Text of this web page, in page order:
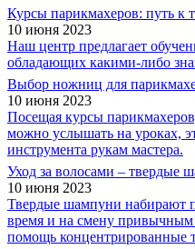
Курсы парикмахеров: путь к
10 июня 2023
Наш центр предлагает
обладающих какими-либо
Выбор ножниц для
10 июня 2023
Посещая курсы
можно услышать на уроках,
инструмента рукам мастера.
Уход за волосами – твердые
10 июня 2023
Твердые шампуни набирают
время и на смену привычным
помощь концентрированные